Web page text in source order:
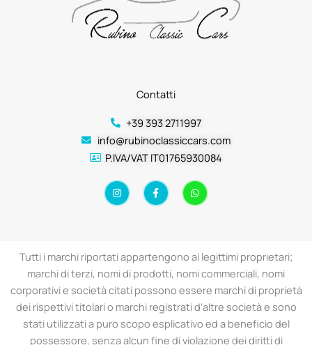
Contatti
+39 393 2711997
info@rubinoclassiccars.com
P.IVA/VAT IT01765930084
I
n
s
a
m
F
a
c
k
-
f
W
h
a
p
Tutti i marchi riportati appartengono ai legittimi proprietari;
marchi di terzi, nomi di prodotti, nomi commerciali, nomi
corporativi e società citati possono essere marchi di proprietà
dei rispettivi titolari o marchi registrati d’altre società e sono
stati utilizzati a puro scopo esplicativo ed a beneficio del
possessore, senza alcun fine di violazione dei diritti di